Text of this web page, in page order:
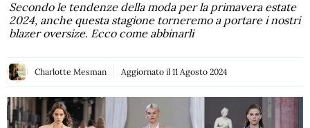
Secondo le tendenze della moda per la primavera estate
2024, anche questa stagione torneremo a portare i nostri
blazer oversize. Ecco come abbinarli
Charlotte Mesman Aggiornato il 11 Agosto 2024